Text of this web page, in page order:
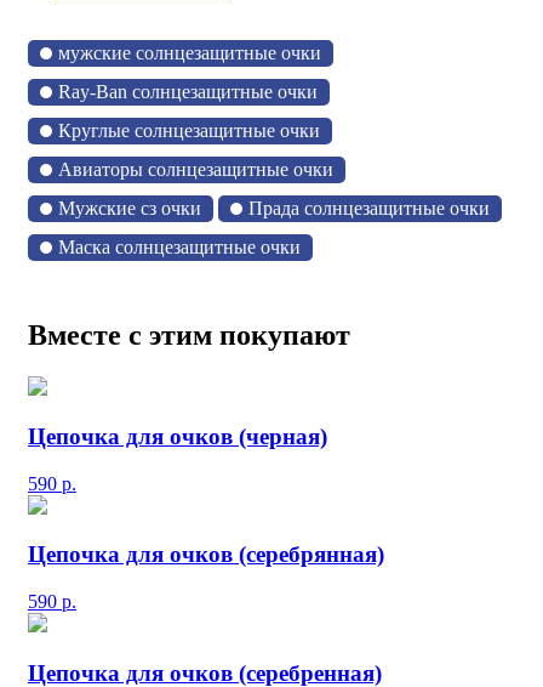
мужские солнцезащитные очки
Ray-Ban солнцезащитные очки
Круглые солнцезащитные очки
Авиаторы солнцезащитные очки
Мужские сз очки
Прада солнцезащитные очки
Маска солнцезащитные очки
Вместе с этим покупают
Цепочка для очков (черная)
590 р.
Цепочка для очков (серебрянная)
590 р.
Цепочка для очков (серебренная)